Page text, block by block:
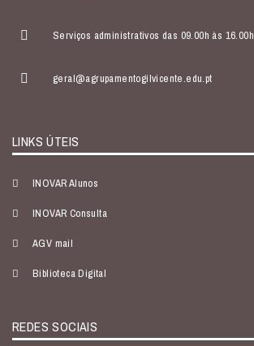
Serviços administrativos das 09.00h às 16.00h
geral@agrupamentogilvicente.edu.pt
LINKS ÚTEIS
INOVAR Alunos
INOVAR Consulta
AGV mail
Biblioteca Digital
REDES SOCIAIS